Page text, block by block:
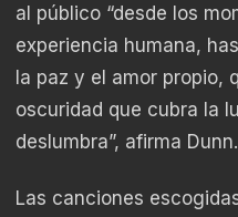
al público “desde los
experiencia humana,
la paz y el amor propio,
oscuridad que cubra la
deslumbra”, afirma Dunn.
Las canciones